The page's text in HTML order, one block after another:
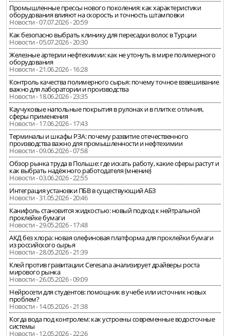
Промышленные прессы нового поколения: как характеристики
оборудования влияют на скорость и точность штамповки
Новости - 07.07.2026 - 20:59
Как безопасно выбрать клинику для пересадки волос в Турции
Новости - 05.07.2026 - 20:30
Железные артерии нефтехимии: как не утонуть в мире полимерного
оборудования
Новости - 21.06.2026 - 16:28
Контроль качества полимерного сырья: почему точное взвешивание
важно для лаборатории и производства
Новости - 18.06.2026 - 23:35
Каучуковые напольные покрытия в рулонах и в плитке: отличия,
сферы применения
Новости - 17.06.2026 - 17:43
Терминалы и шкафы РЗА: почему развитие отечественного
производства важно для промышленности и нефтехимии
Новости - 09.06.2026 - 07:58
Обзор рынка труда в Польше: где искать работу, какие сферы растут и
как выбрать надёжного работодателя (мнение)
Новости - 03.06.2026 - 22:55
Интеграция установки ПБВ в существующий АБЗ
Новости - 31.05.2026 - 20:46
Канифоль становится жидкостью: новый подход к нейтральной
проклейке бумаги
Новости - 29.05.2026 - 17:48
АКД без хлора: новая олефиновая платформа для проклейки бумаги
из российского сырья
Новости - 28.05.2026 - 21:39
Клей против гравитации: Ceresana анализирует драйверы роста
мирового рынка
Новости - 26.05.2026 - 09:09
Нейросети для студентов: помощник в учебе или источник новых
проблем?
Новости - 14.05.2026 - 21:38
Когда вода под контролем: как устроены современные водосточные
системы
Новости - 12.05.2026 - 22:26